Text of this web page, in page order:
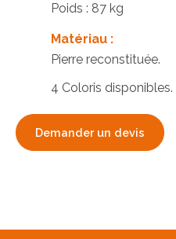
Poids : 87 kg
Matériau :
Pierre reconstituée.
4 Coloris disponibles.
Demander un devis